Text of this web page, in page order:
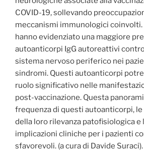
COVID-19, sollevando
meccanismi immunologici coinvolti.
hanno evidenziato una maggiore
autoanticorpi IgG autoreattivi
sistema nervoso periferico nei
sindromi. Questi autoanticorpi
ruolo significativo nelle
post-vaccinazione. Questa
frequenza di questi autoanticorpi,
della loro rilevanza patofisiologica e
implicazioni cliniche per i pazienti
sfavorevoli. (a cura di Davide Suraci).